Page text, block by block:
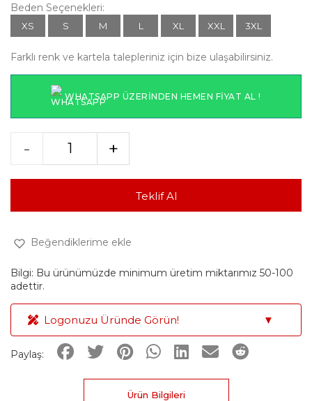
Beden Seçenekleri:
XS S M L XL XXL 3XL
Farklı renk ve kartela talepleriniz için bize ulaşabilirsiniz.
WHATSAPP ÜZERINDEN HEMEN FIYAT AL !
- +
Teklif Al
Beğendiklerime ekle
Bilgi: Bu ürünümüzde minimum üretim miktarımız 50-100
adettir.
Logonuzu Üründe Görün! ▼
Paylaş:
Ürün Bilgileri